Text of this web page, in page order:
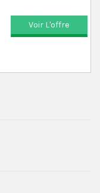
Voir L'offre